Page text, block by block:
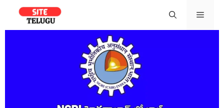
content